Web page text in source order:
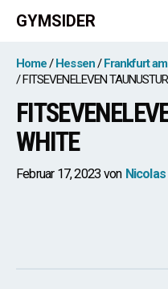
Zum
Inhalt
springen
GYMSIDER
Home Hessen
Frankfurt
FITSEVENELEVEN
WHITE
Februar 17, 2023 von Nicolas